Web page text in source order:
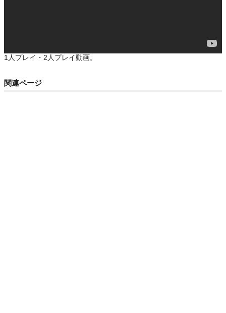
1人プレイ・2人プレイ動画。
関連ページ